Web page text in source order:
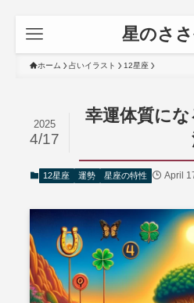
星のさ
ホーム 占いイラスト 12星座
幸運体質に
2025
4/17
12星座 運勢 星座の特性 April